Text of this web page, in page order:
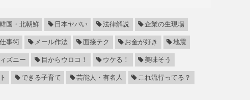
国・北朝鮮 日本ヤバい 法律解説 企業の生現場
事術 メール作法 面接テク お金が好き 地震
ズニー 目からウロコ！ ウケる！ 美味そう
できる子育て 芸能人・有名人 これ流行ってる？